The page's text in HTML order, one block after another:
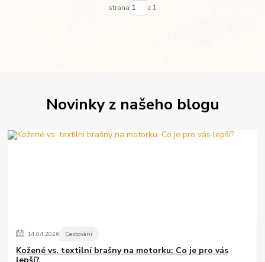
strana z 1
Novinky z našeho blogu
14.04.2026 Cestování
Kožené vs. textilní brašny na motorku: Co je pro vás